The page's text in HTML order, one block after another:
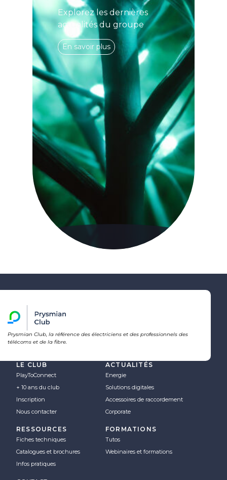
Explorez les dernières
actualités du groupe
En savoir plus
Prysmian Club, la référence des électriciens et des professionnels des
télécoms et de la fibre.
LE CLUB
PlayToConnect
+ 10 ans du club
Inscription
Nous contacter
ACTUALITÉS
Energie
Solutions digitales
Accessoires de raccordement
Corporate
RESSOURCES
Fiches techniques
Catalogues et brochures
Infos pratiques
FORMATIONS
Tutos
Webinaires et formations